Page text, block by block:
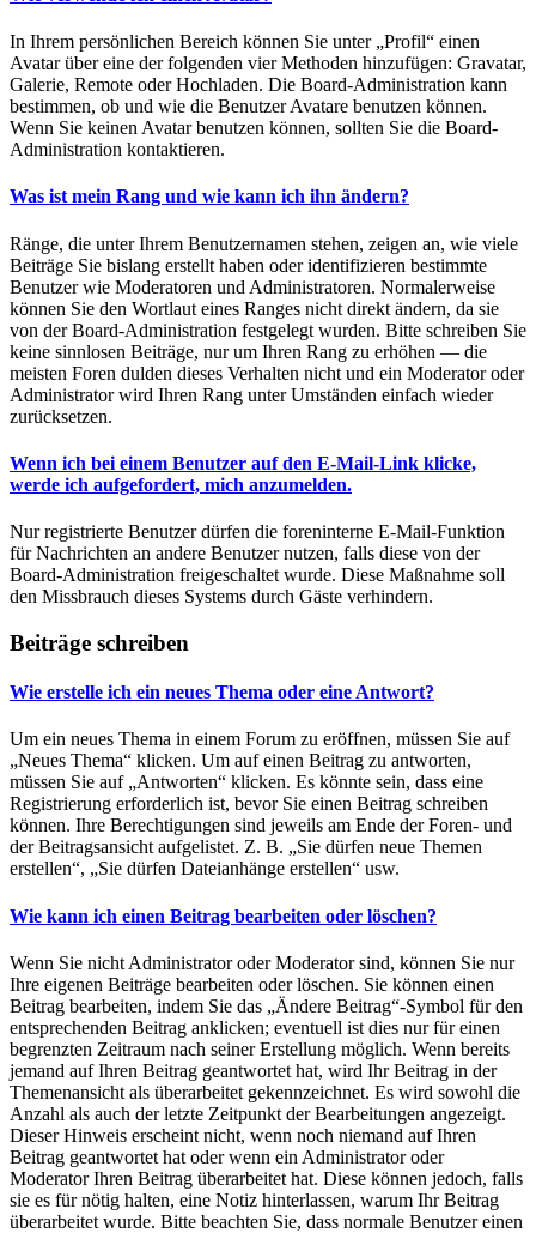
In Ihrem persönlichen Bereich können Sie unter „Profil“ einen
Avatar über eine der folgenden vier Methoden hinzufügen: Gravatar,
Galerie, Remote oder Hochladen. Die Board-Administration kann
bestimmen, ob und wie die Benutzer Avatare benutzen können.
Wenn Sie keinen Avatar benutzen können, sollten Sie die Board-
Administration kontaktieren.
Was ist mein Rang und wie kann ich ihn ändern?
Ränge, die unter Ihrem Benutzernamen stehen, zeigen an, wie viele
Beiträge Sie bislang erstellt haben oder identifizieren bestimmte
Benutzer wie Moderatoren und Administratoren. Normalerweise
können Sie den Wortlaut eines Ranges nicht direkt ändern, da sie
von der Board-Administration festgelegt wurden. Bitte schreiben Sie
keine sinnlosen Beiträge, nur um Ihren Rang zu erhöhen — die
meisten Foren dulden dieses Verhalten nicht und ein Moderator oder
Administrator wird Ihren Rang unter Umständen einfach wieder
zurücksetzen.
Wenn ich bei einem Benutzer auf den E-Mail-Link klicke,
werde ich aufgefordert, mich anzumelden.
Nur registrierte Benutzer dürfen die foreninterne E-Mail-Funktion
für Nachrichten an andere Benutzer nutzen, falls diese von der
Board-Administration freigeschaltet wurde. Diese Maßnahme soll
den Missbrauch dieses Systems durch Gäste verhindern.
Beiträge schreiben
Wie erstelle ich ein neues Thema oder eine Antwort?
Um ein neues Thema in einem Forum zu eröffnen, müssen Sie auf
„Neues Thema“ klicken. Um auf einen Beitrag zu antworten,
müssen Sie auf „Antworten“ klicken. Es könnte sein, dass eine
Registrierung erforderlich ist, bevor Sie einen Beitrag schreiben
können. Ihre Berechtigungen sind jeweils am Ende der Foren- und
der Beitragsansicht aufgelistet. Z. B. „Sie dürfen neue Themen
erstellen“, „Sie dürfen Dateianhänge erstellen“ usw.
Wie kann ich einen Beitrag bearbeiten oder löschen?
Wenn Sie nicht Administrator oder Moderator sind, können Sie nur
Ihre eigenen Beiträge bearbeiten oder löschen. Sie können einen
Beitrag bearbeiten, indem Sie das „Ändere Beitrag“-Symbol für den
entsprechenden Beitrag anklicken; eventuell ist dies nur für einen
begrenzten Zeitraum nach seiner Erstellung möglich. Wenn bereits
jemand auf Ihren Beitrag geantwortet hat, wird Ihr Beitrag in der
Themenansicht als überarbeitet gekennzeichnet. Es wird sowohl die
Anzahl als auch der letzte Zeitpunkt der Bearbeitungen angezeigt.
Dieser Hinweis erscheint nicht, wenn noch niemand auf Ihren
Beitrag geantwortet hat oder wenn ein Administrator oder
Moderator Ihren Beitrag überarbeitet hat. Diese können jedoch, falls
sie es für nötig halten, eine Notiz hinterlassen, warum Ihr Beitrag
überarbeitet wurde. Bitte beachten Sie, dass normale Benutzer einen